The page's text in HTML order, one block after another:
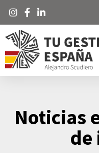
Noticias
de